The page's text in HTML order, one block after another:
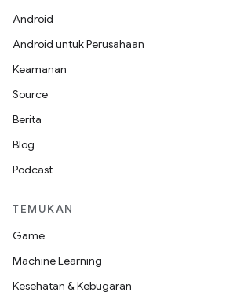
Android
Android untuk Perusahaan
Keamanan
Source
Berita
Blog
Podcast
TEMUKAN
Game
Machine Learning
Kesehatan & Kebugaran